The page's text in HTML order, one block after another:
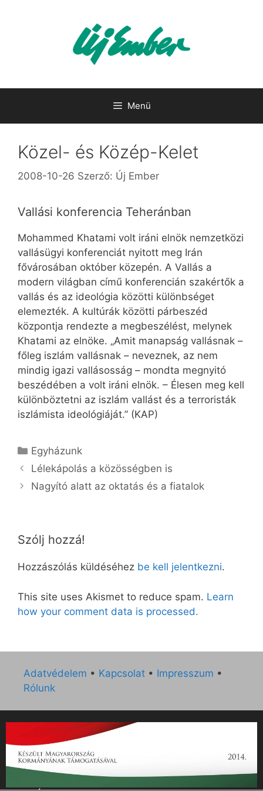
Menü
Közel- és Közép-Kelet
2008-10-26 Szerző: Új Ember
Vallási konferencia Teheránban
Mohammed Khatami volt iráni elnök nemzetközi
vallásügyi konferenciát nyitott meg Irán
fővárosában október közepén. A Vallás a
modern világban című konferencián szakértők a
vallás és az ideológia közötti különbséget
elemezték. A kultúrák közötti párbeszéd
központja rendezte a megbeszélést, melynek
Khatami az elnöke. „Amit manapság vallásnak –
főleg iszlám vallásnak – neveznek, az nem
mindig igazi vallásosság – mondta megnyitó
beszédében a volt iráni elnök. – Élesen meg kell
különböztetni az iszlám vallást és a terroristák
iszlámista ideológiáját.” (KAP)
Kategória
Egyházunk
Lélekápolás a közösségben is
Nagyító alatt az oktatás és a fiatalok
Szólj hozzá!
Hozzászólás küldéséhez be kell jelentkezni.
This site uses Akismet to reduce spam. Learn
how your comment data is processed.
Adatvédelem • Kapcsolat • Impresszum •
Rólunk